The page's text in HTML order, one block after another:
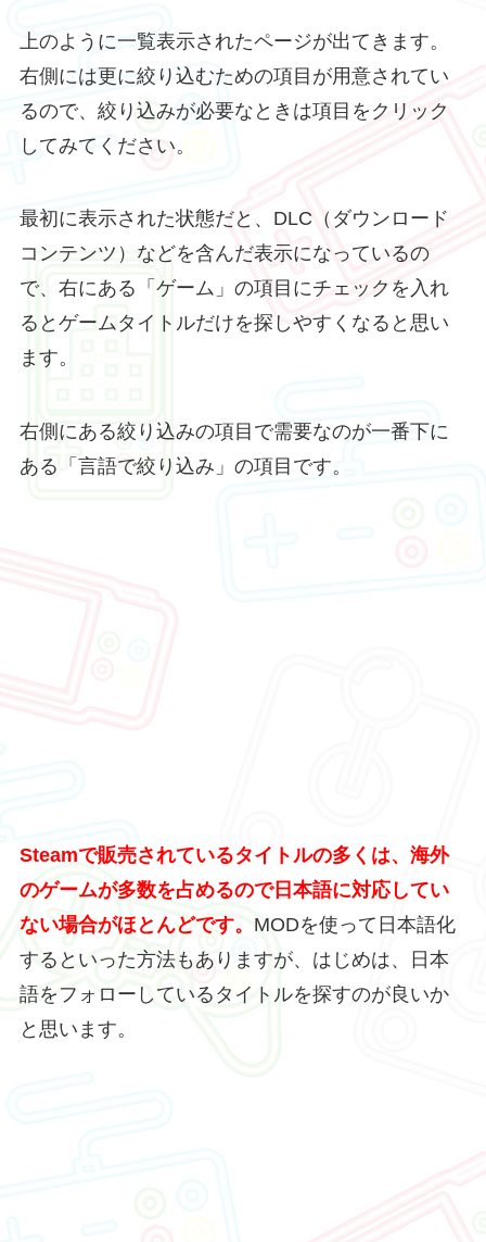
上のように一覧表示されたページが出てきます。
右側には更に絞り込むための項目が用意されてい
るので、絞り込みが必要なときは項目をクリック
してみてください。
最初に表示された状態だと、DLC（ダウンロード
コンテンツ）などを含んだ表示になっているの
で、右にある「ゲーム」の項目にチェックを入れ
るとゲームタイトルだけを探しやすくなると思い
ます。
右側にある絞り込みの項目で需要なのが一番下に
ある「言語で絞り込み」の項目です。
Steamで販売されているタイトルの多くは、海外
のゲームが多数を占めるので日本語に対応してい
ない場合がほとんどです。 MODを使って日本語化
するといった方法もありますが、はじめは、日本
語をフォローしているタイトルを探すのが良いか
と思います。